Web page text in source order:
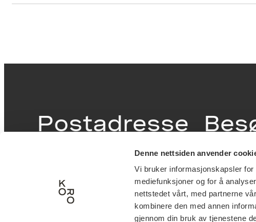
Denne nettsiden anvender
Vi bruker informasjonskapsler
mediefunksjoner og for å
nettstedet vårt, med partnerne
kombinere den med annen
gjennom din bruk av tjenestene
Postadresse
0130 Oslo
inngang
0251 Oslo